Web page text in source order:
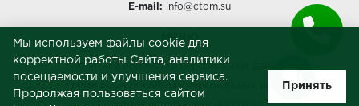
E-mail: info@ctom.su
МЕНЮ
Политика обработки персональных данных
Согласие на обработку персональных данных
Мы используем файлы cookie для
корректной работы Сайта, аналитики
посещаемости и улучшения сервиса.
Продолжая пользоваться сайтом
Принять